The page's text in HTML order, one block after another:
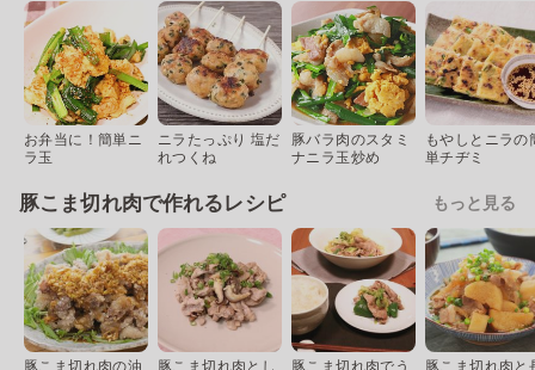
お弁当に！簡単ニ
ラ玉
ニラたっぷり 塩だ
れつくね
豚バラ肉のスタミ
ナニラ玉炒め
もやしとニラの
単チヂミ
豚こま切れ肉で作れるレシピ もっと見る
豚こま切れ肉の油 豚こま切れ肉とし 豚こま切れ肉でう 豚こま切れ肉と